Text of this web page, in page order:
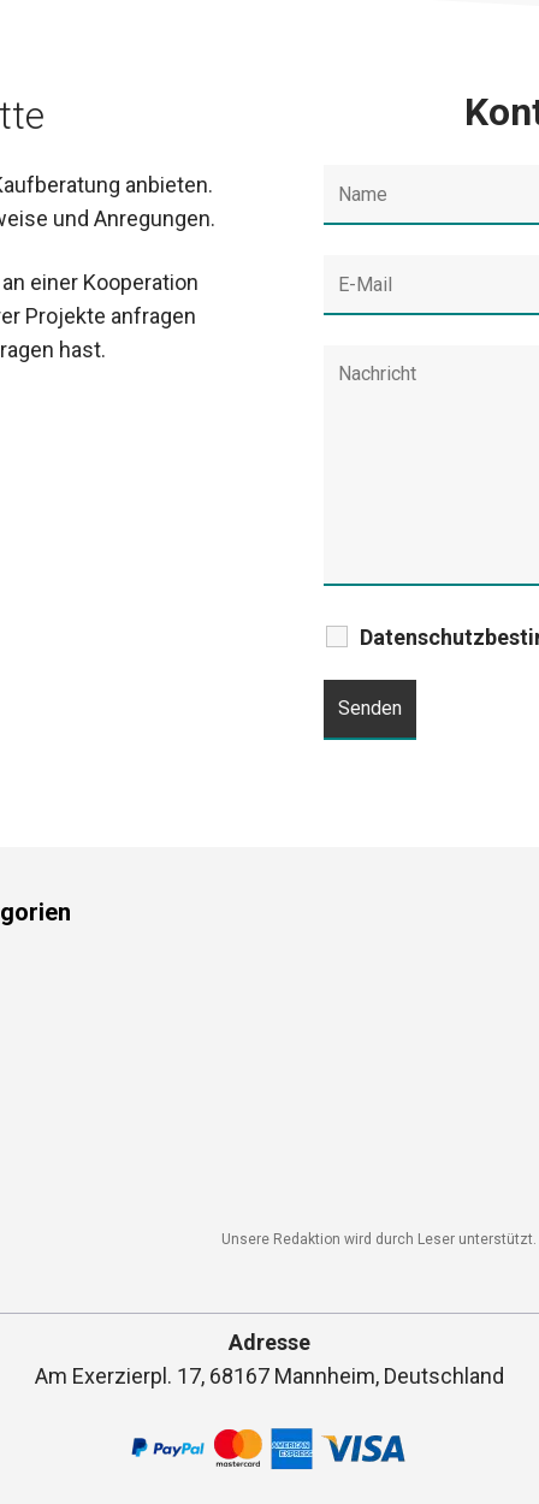
anbieten.
und Anregungen.
einer Kooperation
Projekte anfragen
hast.
Unsere Redaktion wird durch Leser
Adresse
Am Exerzierpl. 17, 68167 Mannheim, Deutschland